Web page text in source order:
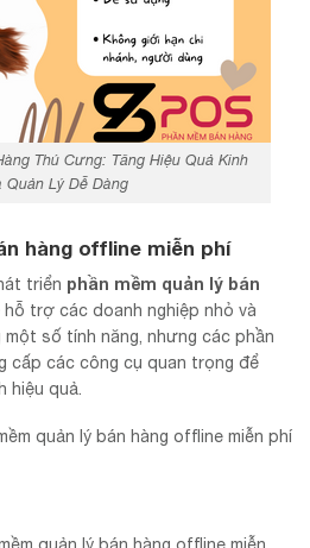
Thú Cưng: Tăng Hiệu Quả Kinh
Quản Lý Dễ Dàng
hàng offline miễn phí
triển phần mềm quản lý bán
hỗ trợ các doanh nghiệp nhỏ và
số tính năng, nhưng các phần
cấp các công cụ quan trọng để
hiệu quả.
quản lý bán hàng offline miễn phí